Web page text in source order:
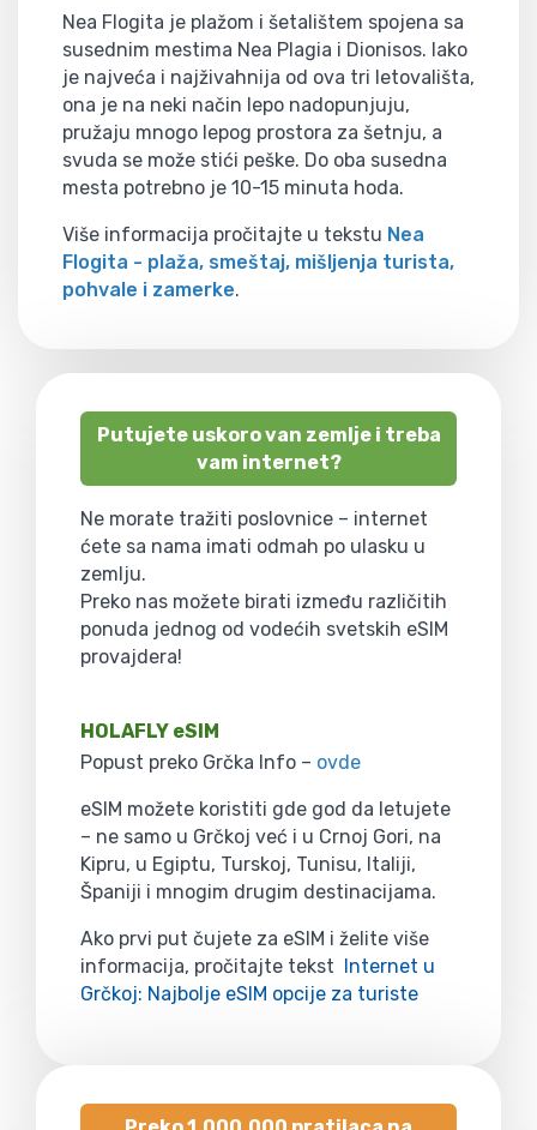
Nea Flogita je plažom i šetalištem spojena sa
susednim mestima Nea Plagia i Dionisos. Iako
je najveća i najživahnija od ova tri letovališta,
ona je na neki način lepo nadopunjuju,
pružaju mnogo lepog prostora za šetnju, a
svuda se može stići peške. Do oba susedna
mesta potrebno je 10-15 minuta hoda.
Više informacija pročitajte u tekstu Nea
Flogita - plaža, smeštaj, mišljenja turista,
pohvale i zamerke.
Putujete uskoro van zemlje i treba
vam internet?
Ne morate tražiti poslovnice – internet
ćete sa nama imati odmah po ulasku u
zemlju.
Preko nas možete birati između različitih
ponuda jednog od vodećih svetskih eSIM
provajdera!
HOLAFLY eSIM
Popust preko Grčka Info – ovde
eSIM možete koristiti gde god da letujete
– ne samo u Grčkoj već i u Crnoj Gori, na
Kipru, u Egiptu, Turskoj, Tunisu, Italiji,
Španiji i mnogim drugim destinacijama.
Ako prvi put čujete za eSIM i želite više
informacija, pročitajte tekst Internet u
Grčkoj: Najbolje eSIM opcije za turiste